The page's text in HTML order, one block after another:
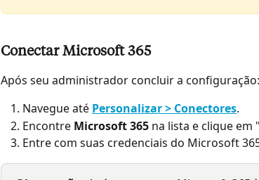
Conectar Microsoft 365
Após seu administrador concluir a configuração:
Navegue até Personalizar > Conectores.
Encontre Microsoft 365 na lista e clique em
Entre com suas credenciais do Microsoft